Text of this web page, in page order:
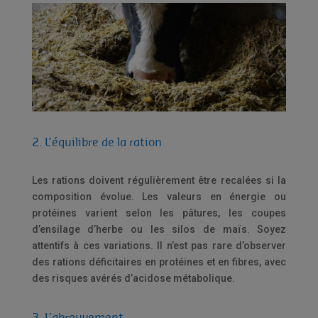
2. L’équilibre de la ration
Les rations doivent régulièrement être recalées si la
composition évolue. Les valeurs en énergie ou
protéines varient selon les pâtures, les coupes
d’ensilage d’herbe ou les silos de maïs. Soyez
attentifs à ces variations. Il n’est pas rare d’observer
des rations déficitaires en protéines et en fibres, avec
des risques avérés d’acidose métabolique.